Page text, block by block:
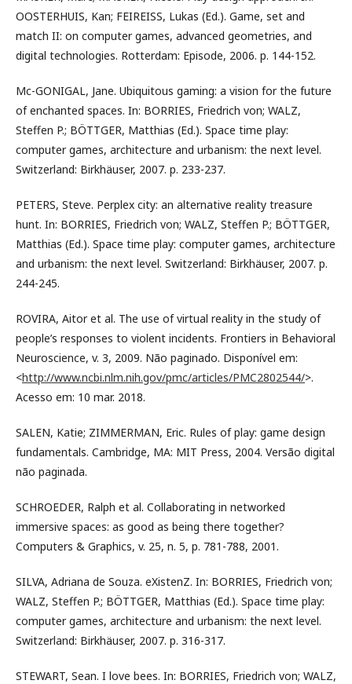
OOSTERHUIS, Kan; FEIREISS, Lukas (Ed.). Game, set and
match II: on computer games, advanced geometries, and
digital technologies. Rotterdam: Episode, 2006. p. 144-152.
Mc-GONIGAL, Jane. Ubiquitous gaming: a vision for the future
of enchanted spaces. In: BORRIES, Friedrich von; WALZ,
Steffen P.; BÖTTGER, Matthias (Ed.). Space time play:
computer games, architecture and urbanism: the next level.
Switzerland: Birkhäuser, 2007. p. 233-237.
PETERS, Steve. Perplex city: an alternative reality treasure
hunt. In: BORRIES, Friedrich von; WALZ, Steffen P.; BÖTTGER,
Matthias (Ed.). Space time play: computer games, architecture
and urbanism: the next level. Switzerland: Birkhäuser, 2007. p.
244-245.
ROVIRA, Aitor et al. The use of virtual reality in the study of
people’s responses to violent incidents. Frontiers in Behavioral
Neuroscience, v. 3, 2009. Não paginado. Disponível em:
<http://www.ncbi.nlm.nih.gov/pmc/articles/PMC2802544/>.
Acesso em: 10 mar. 2018.
SALEN, Katie; ZIMMERMAN, Eric. Rules of play: game design
fundamentals. Cambridge, MA: MIT Press, 2004. Versão digital
não paginada.
SCHROEDER, Ralph et al. Collaborating in networked
immersive spaces: as good as being there together?
Computers & Graphics, v. 25, n. 5, p. 781-788, 2001.
SILVA, Adriana de Souza. eXistenZ. In: BORRIES, Friedrich von;
WALZ, Steffen P.; BÖTTGER, Matthias (Ed.). Space time play:
computer games, architecture and urbanism: the next level.
Switzerland: Birkhäuser, 2007. p. 316-317.
STEWART, Sean. I love bees. In: BORRIES, Friedrich von; WALZ,